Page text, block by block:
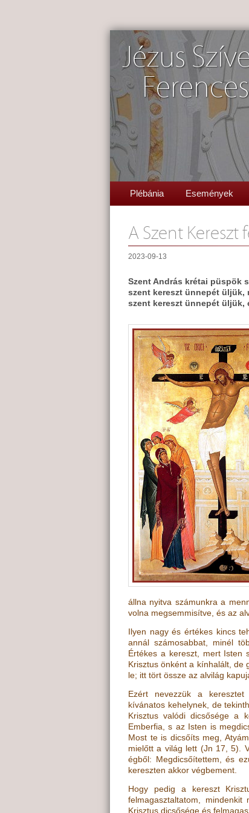
Jézus
Plébánia Események
A Szent Kereszt
2023-09-13
Szent András krétai püspök
szent kereszt ünnepét üljük,
szent kereszt ünnepét üljük,
állna nyitva számunkra a
volna megsemmisítve, és az
Ilyen nagy és értékes kincs
annál számosabbat, minél
Értékes a kereszt, mert Isten
Krisztus önként a kínhalált, de
le; itt tört össze az alvilág
Ezért nevezzük a keresztet
kívánatos kehelynek, de
Krisztus valódi dicsősége a
Emberfia, s az Isten is
Most te is dicsőíts meg,
mielőtt a világ lett (Jn 17, 5) .
égből: Megdicsőítettem, és
kereszten akkor végbement.
Hogy pedig a kereszt
felmagasztaltatom, mindenkit
Krisztus dicsősége és